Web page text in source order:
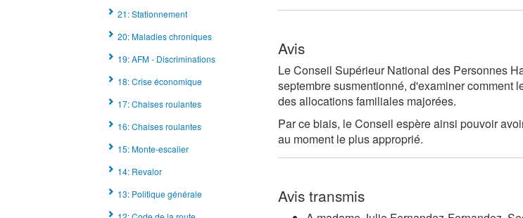
21: Stationnement
20: Maladies chroniques
19: AFM - Discriminations
18: Crise économique
17: Chaises roulantes
16: Chaises roulantes
15: Monte-escalier
14: Revalor
13: Politique générale
Avis
Le Conseil Supérieur National des Personnes
septembre susmentionné, d'examiner comment
des allocations familiales majorées.
Par ce biais, le Conseil espère ainsi pouvoir
au moment le plus approprié.
Avis transmis